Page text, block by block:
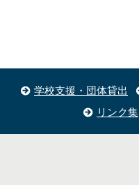
学校支援・団体貸出
リンク集